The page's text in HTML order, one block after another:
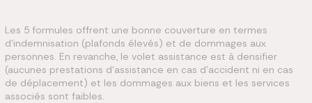
Les 5 formules offrent une bonne couverture en termes
d’indemnisation (plafonds élevés) et de dommages aux
personnes. En revanche, le volet assistance est à densifier
(aucunes prestations d’assistance en cas d’accident ni en cas
de déplacement) et les dommages aux biens et les services
associés sont faibles.